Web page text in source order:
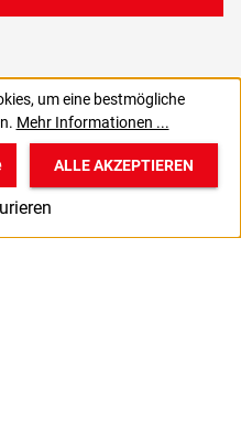
um eine bestmögliche
Mehr Informationen ...
ALLE AKZEPTIEREN
B